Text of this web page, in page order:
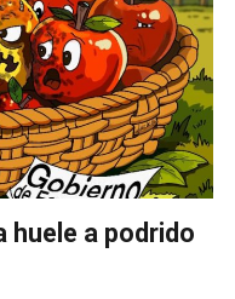
huele a podrido